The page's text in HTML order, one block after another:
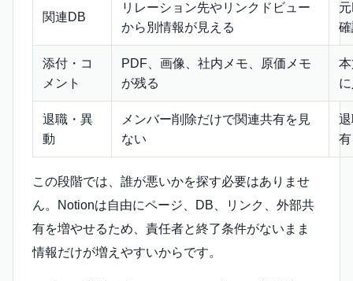
関連DB
リレーション先やリンクドビュー
から別情報が見える
添付・コ
メント
PDF、画像、社内メモ、原価メモ
が残る
退職・異
動
メンバー削除だけで関連共有を見
ない
この段階では、誰が悪いかを探す必要はありませ
ん。Notionは自由にページ、DB、リンク、外部共
有を増やせるため、責任者と終了条件がないまま
情報だけが増えやすいからです。